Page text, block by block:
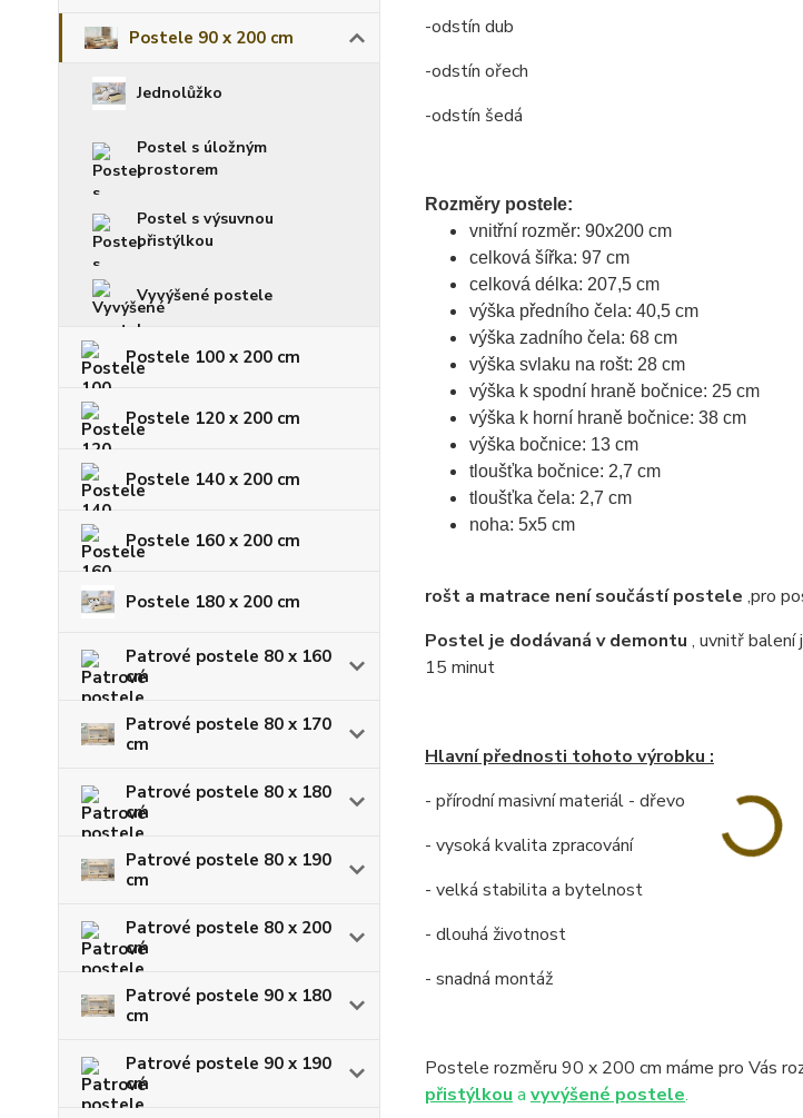
Postele 90 x 200 cm
Jednolůžko
Postel s úložným
prostorem
Postel s výsuvnou
přistýlkou
Vyvýšené postele
Postele 100 x 200 cm
Postele 120 x 200 cm
Postele 140 x 200 cm
Postele 160 x 200 cm
Postele 180 x 200 cm
Patrové postele 80 x 160
cm
Patrové postele 80 x 170
cm
Patrové postele 80 x 180
cm
Patrové postele 80 x 190
cm
Patrové postele 80 x 200
cm
Patrové postele 90 x 180
cm
Patrové postele 90 x 190
cm
-odstín dub
-odstín ořech
-odstín šedá
Rozměry postele:
vnitřní rozměr: 90x200 cm
celková šířka: 97 cm
celková délka: 207,5 cm
výška předního čela: 40,5 cm
výška zadního čela: 68 cm
výška svlaku na rošt: 28 cm
výška k spodní hraně bočnice: 25 cm
výška k horní hraně bočnice: 38 cm
výška bočnice: 13 cm
tloušťka bočnice: 2,7 cm
tloušťka čela: 2,7 cm
noha: 5x5 cm
rošt a matrace není součástí postele ,pro
Postel je dodávaná v demontu , uvnitř balení
15 minut
Hlavní přednosti tohoto výrobku :
- přírodní masivní materiál - dřevo
- vysoká kvalita zpracování
- velká stabilita a bytelnost
- dlouhá životnost
- snadná montáž
Postele rozměru 90 x 200 cm máme pro Vás
přistýlkou a vyvýšené postele.